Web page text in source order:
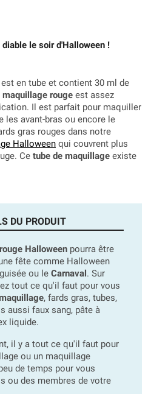
le soir d'Halloween !
est en tube et contient 30 ml de
maquillage rouge est assez
Il est parfait pour maquiller
les avant-bras ou encore le
gras rouges dans notre
Halloween qui couvrent plus
Ce tube de maquillage existe
DU PRODUIT
Halloween pourra être
fête comme Halloween
ou le Carnaval. Sur
tout ce qu'il faut pour vous
, fards gras, tubes,
aussi faux sang, pâte à
liquide.
il y a tout ce qu'il faut pour
ou un maquillage
de temps pour vous
ou des membres de votre